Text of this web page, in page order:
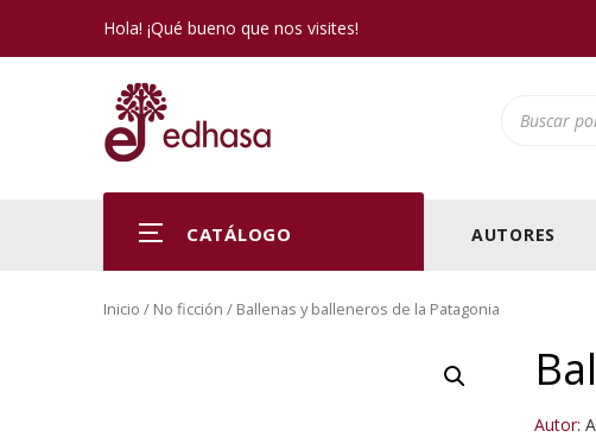
Hola! ¡Qué bueno que nos visites!
CATÁLOGO AUTORES
Inicio / No ficción / Ballenas y balleneros de la Patagonia
Autor: